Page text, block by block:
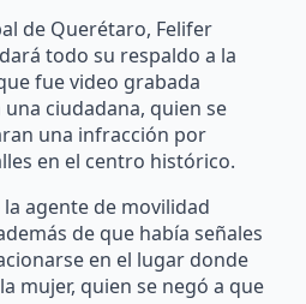
de Querétaro, Felifer
todo su respaldo a la
fue video grabada
ciudadana, quien se
una infracción por
en el centro histórico.
agente de movilidad
de que había señales
en el lugar donde
mujer, quien se negó a que